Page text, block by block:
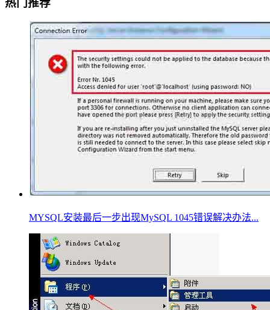
MYSQL安装最后一步出现MySQL 1045错误解决办法...